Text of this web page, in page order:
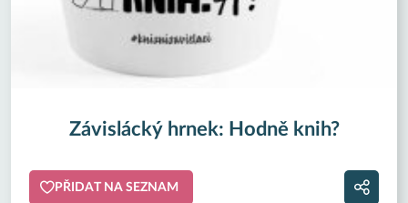
Závislácký hrnek: Hodně knih?
PŘIDAT NA SEZNAM